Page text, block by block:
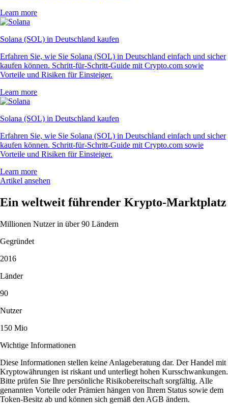
Learn more
Solana (SOL) in Deutschland kaufen
Erfahren Sie, wie Sie Solana (SOL) in Deutschland einfach und sicher
kaufen können. Schritt-für-Schritt-Guide mit Crypto.com sowie
Vorteile und Risiken für Einsteiger.
Learn more
Solana (SOL) in Deutschland kaufen
Erfahren Sie, wie Sie Solana (SOL) in Deutschland einfach und sicher
kaufen können. Schritt-für-Schritt-Guide mit Crypto.com sowie
Vorteile und Risiken für Einsteiger.
Learn more
Artikel ansehen
Ein weltweit führender Krypto-Marktplatz
Millionen Nutzer in über 90 Ländern
Gegründet
2016
Länder
90
Nutzer
150 Mio
Wichtige Informationen
Diese Informationen stellen keine Anlageberatung dar. Der Handel mit
Kryptowährungen ist riskant und unterliegt hohen Kursschwankungen.
Bitte prüfen Sie Ihre persönliche Risikobereitschaft sorgfältig. Alle
genannten Vorteile oder Prämien hängen von Ihrem Status sowie dem
Token-Besitz ab und können sich gemäß den AGB ändern.